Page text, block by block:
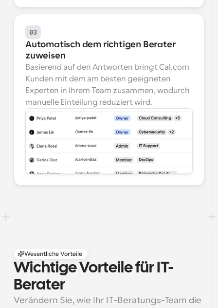
03
Automatisch dem richtigen Berater
zuweisen
Basierend auf den Antworten bringt Cal.com
Kunden mit dem am besten geeigneten
Experten in Ihrem Team zusammen, wodurch
manuelle Einteilung reduziert wird.
Wesentliche Vorteile
Wichtige Vorteile für IT-
Berater
Verändern Sie, wie Ihr IT-Beratungs-Team die